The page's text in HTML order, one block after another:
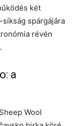
két
síkság spárgájára
révén
a
Wool